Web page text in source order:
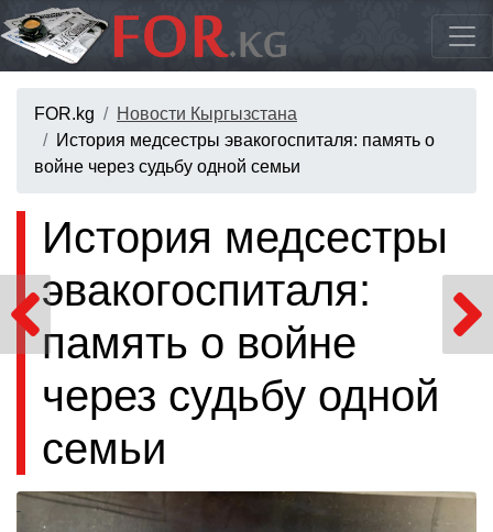
FOR.kg
Новости Кыргызстана
История медсестры эвакогоспиталя: память о
войне через судьбу одной семьи
История медсестры
эвакогоспиталя:
память о войне
через судьбу одной
семьи